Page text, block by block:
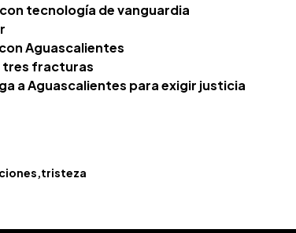
tecnología de vanguardia
Aguascalientes
tres fracturas
a Aguascalientes para exigir justicia
tristeza